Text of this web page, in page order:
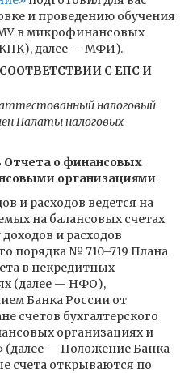
и проведению обучения
в микрофинансовых
далее — МФИ).
С ЕПС И
налоговый
Палаты налоговых
Отчета о финансовых
организациями
и расходов ведется на
на балансовых счетах
и расходов
порядка № 710–719 Плана
в некредитных
(далее — НФО),
Банка России от
счетов бухгалтерского
организациях и
(далее — Положение Банка
счета открываются по